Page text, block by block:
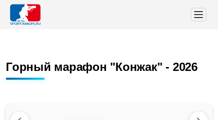
Горный марафон "Конжак" - 2026